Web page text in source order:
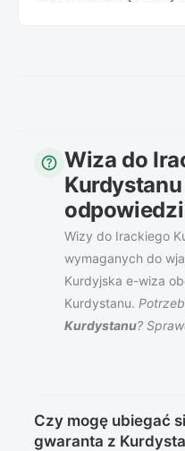
help Wiza do
odpowiedzi
Wizy do Irackiego
wymaganych do
Kurdyjska e-wiza
Kurdystanu.
Kurdystanu?
Czy mogę ubiegać
gwaranta z